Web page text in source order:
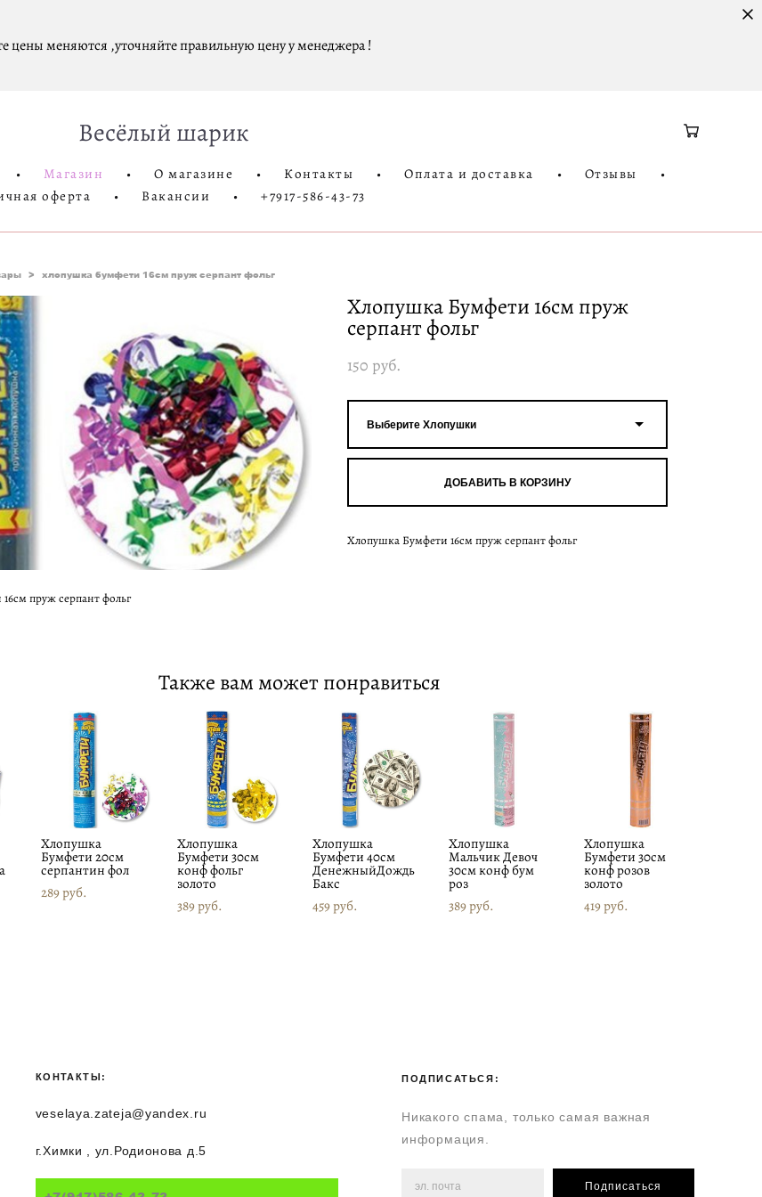
цены меняются ,уточняйте правильную цену у менеджера !
Весёлый шарик
• Магазин • О магазине • Контакты • Оплата и доставка • Отзывы
•
оферта
• Вакансии • +7917-586-43-73
> хлопушка бумфети 16см пруж серпант фольг
Хлопушка Бумфети 16см пруж
серпант фольг
150 pуб.
Выберите Хлопушки
ДОБАВИТЬ В КОРЗИНУ
Хлопушка Бумфети 16см пруж серпант фольг
пруж серпант фольг
Также вам может понравиться
Хлопушка
Бумфети 20см
серпантин фол
289 pуб.
Хлопушка
Бумфети 30см
конф фольг
золото
389 pуб.
Хлопушка
Бумфети 40см
ДенежныйДождь
Бакс
459 pуб.
Хлопушка
Мальчик Девоч
30см конф бум
роз
389 pуб.
Хлопушка
Бумфети 30см
конф розов
золото
419 pуб.
КОНТАКТЫ:
veselaya.zateja@yandex.ru
г.Химки , ул.Родионова д.5
ПОДПИСАТЬСЯ:
Никакого спама, только самая важная
информация.
Подписаться